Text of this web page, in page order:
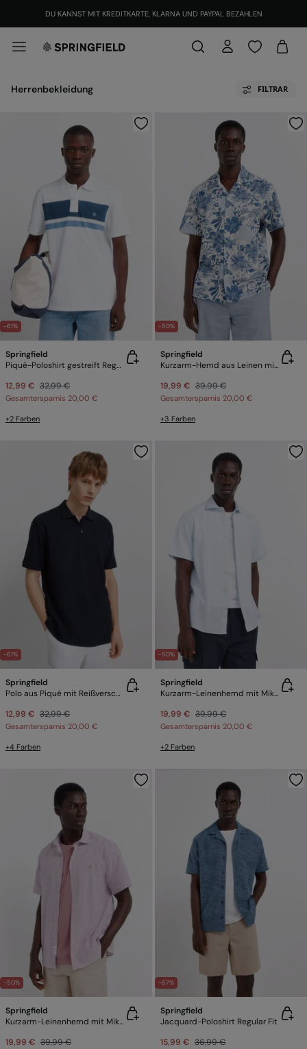
DU KANNST MIT KREDITKARTE, KLARNA UND PAYPAL BEZAHLEN
Herrenbekleidung FILTRAR
-61%
Springfield
Piqué-Poloshirt gestreift Regular Fit
12,99 € 32,99 €
Gesamtersparnis 20,00 €
+2 Farben
-50%
Springfield
Kurzarm-Hemd aus Leinen mit Print
19,99 € 39,99 €
Gesamtersparnis 20,00 €
+3 Farben
-61%
Springfield
Polo aus Piqué mit Reißverschluss Regular Fit
12,99 € 32,99 €
Gesamtersparnis 20,00 €
+4 Farben
-50%
Springfield
Kurzarm-Leinenhemd mit Mikrostreifen
19,99 € 39,99 €
Gesamtersparnis 20,00 €
+2 Farben
-50%
Springfield
Kurzarm-Leinenhemd mit Mikrostreifen
19,99 € 39,99 €
-57%
Springfield
Jacquard-Poloshirt Regular Fit
15,99 € 36,99 €